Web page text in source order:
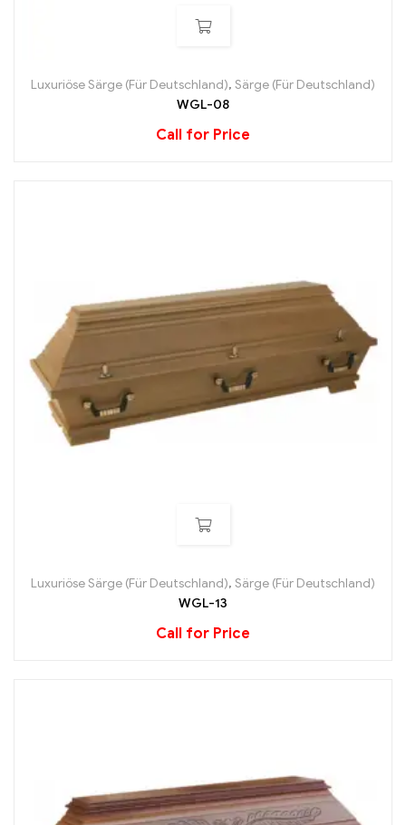
Luxuriöse Särge (Für Deutschland), Särge (Für Deutschland)
WGL-08
Call for Price
Luxuriöse Särge (Für Deutschland), Särge (Für Deutschland)
WGL-13
Call for Price